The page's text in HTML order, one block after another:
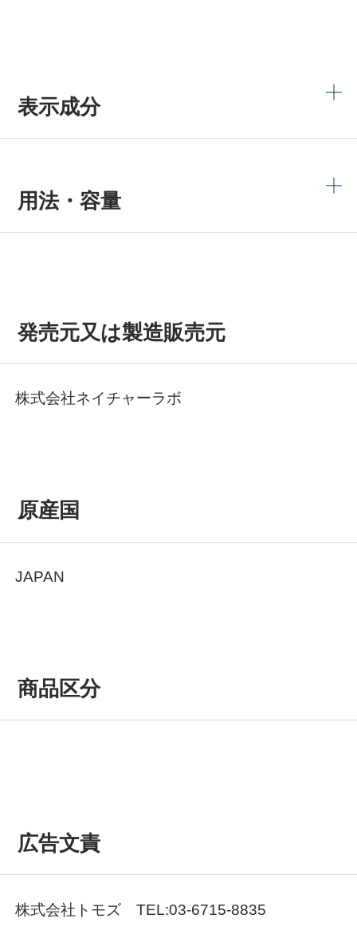
表示成分
用法・容量
発売元又は製造販売元
株式会社ネイチャーラボ
原産国
JAPAN
商品区分
広告文責
株式会社トモズ TEL:03-6715-8835